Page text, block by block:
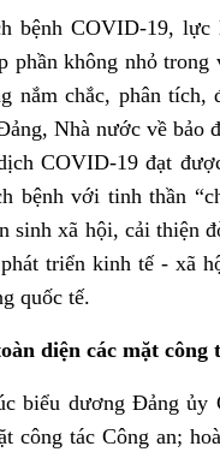
bệnh COVID-19,
không nhỏ trong
nắm chắc, phân tích,
Nhà nước về bảo
COVID-19 đạt
bệnh với tinh thần
xã hội, cải thiện
triển kinh tế - xã
quốc tế.
diện các mặt công
biểu dương Đảng ủy
công tác Công an;